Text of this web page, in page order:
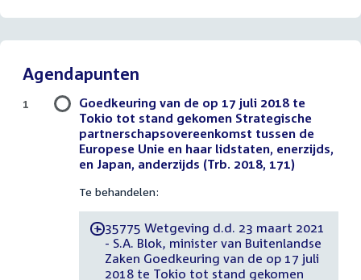
Agendapunten
Goedkeuring van de op 17 juli 2018 te
Tokio tot stand gekomen Strategische
partnerschapsovereenkomst tussen de
Europese Unie en haar lidstaten, enerzijds,
en Japan, anderzijds (Trb. 2018, 171)
Te behandelen:
-35775 Wetgeving d.d. 23 maart 2021
- S.A. Blok, minister van Buitenlandse
Zaken Goedkeuring van de op 17 juli
2018 te Tokio tot stand gekomen
1